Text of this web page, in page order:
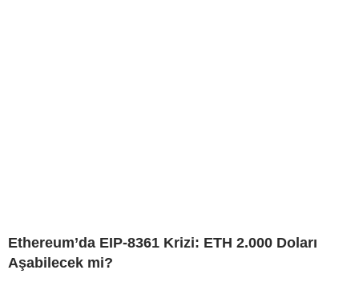
Ethereum’da EIP-8361 Krizi: ETH 2.000 Doları
Aşabilecek mi?